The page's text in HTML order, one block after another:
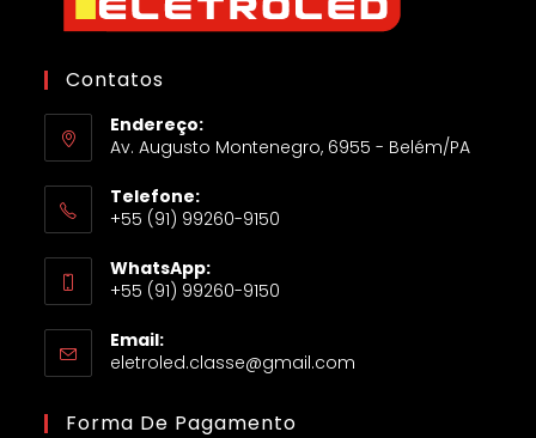
Contatos
Endereço:
Av. Augusto Montenegro, 6955 - Belém/PA
Telefone:
+55 (91) 99260-9150
WhatsApp:
+55 (91) 99260-9150
Email:
eletroled.classe@gmail.com
Forma De Pagamento